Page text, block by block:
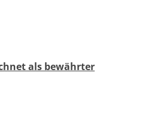
als bewährter